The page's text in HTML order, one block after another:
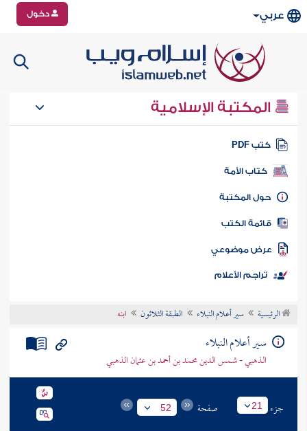
عربي دخول
المكتبة الإسلامية
كتب PDF
كتاب الأمة
المكتبة
الكتب
موضوعي
تراجم الأعلام
الرئيسية سير أعلام النبلاء الطبقة الثلاثون ابنه
سير أعلام النبلاء
الذهبي - شمس الدين محمد بن أحمد بن عثمان الذهبي
جزء 21 صفحة 52